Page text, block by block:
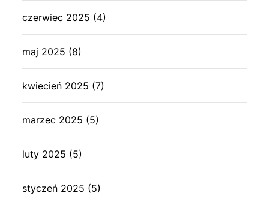
czerwiec 2025 (4)
maj 2025 (8)
kwiecień 2025 (7)
marzec 2025 (5)
luty 2025 (5)
styczeń 2025 (5)